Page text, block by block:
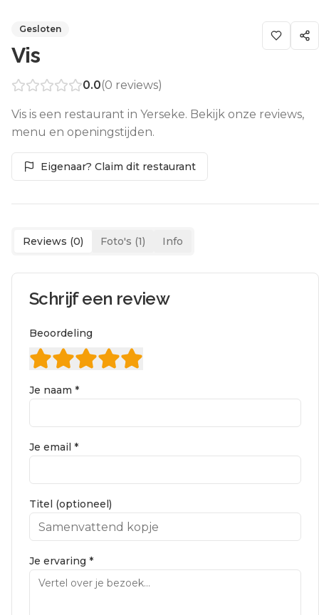
Gesloten
Vis
0.0(0 reviews)
Vis is een restaurant in Yerseke. Bekijk onze reviews,
menu en openingstijden.
Eigenaar? Claim dit restaurant
Reviews (0) Foto's (1) Info
Schrijf een review
Beoordeling
Je naam *
Je email *
Titel (optioneel)
Je ervaring *